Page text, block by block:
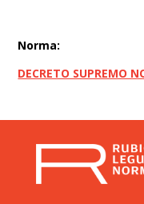
Norma:
DECRETO SUPREMO